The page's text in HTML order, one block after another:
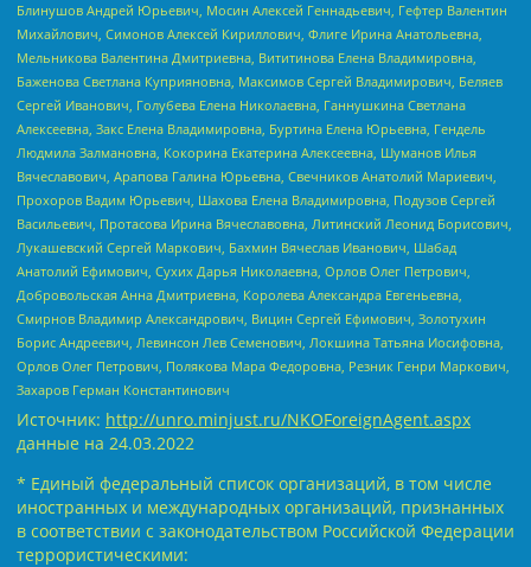
Блинушов Андрей Юрьевич, Мосин Алексей Геннадьевич, Гефтер Валентин
Михайлович, Симонов Алексей Кириллович, Флиге Ирина Анатольевна,
Мельникова Валентина Дмитриевна, Вититинова Елена Владимировна,
Баженова Светлана Куприяновна, Максимов Сергей Владимирович, Беляев
Сергей Иванович, Голубева Елена Николаевна, Ганнушкина Светлана
Алексеевна, Закс Елена Владимировна, Буртина Елена Юрьевна, Гендель
Людмила Залмановна, Кокорина Екатерина Алексеевна, Шуманов Илья
Вячеславович, Арапова Галина Юрьевна, Свечников Анатолий Мариевич,
Прохоров Вадим Юрьевич, Шахова Елена Владимировна, Подузов Сергей
Васильевич, Протасова Ирина Вячеславовна, Литинский Леонид Борисович,
Лукашевский Сергей Маркович, Бахмин Вячеслав Иванович, Шабад
Анатолий Ефимович, Сухих Дарья Николаевна, Орлов Олег Петрович,
Добровольская Анна Дмитриевна, Королева Александра Евгеньевна,
Смирнов Владимир Александрович, Вицин Сергей Ефимович, Золотухин
Борис Андреевич, Левинсон Лев Семенович, Локшина Татьяна Иосифовна,
Орлов Олег Петрович, Полякова Мара Федоровна, Резник Генри Маркович,
Захаров Герман Константинович
Источник: http://unro.minjust.ru/NKOForeignAgent.aspx
данные на 24.03.2022
* Единый федеральный список организаций, в том числе
иностранных и международных организаций, признанных
в соответствии с законодательством Российской Федерации
террористическими: